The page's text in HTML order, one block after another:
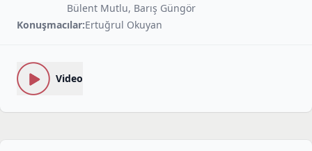
Bülent Mutlu, Barış Güngör
Konuşmacılar:Ertuğrul Okuyan
Video